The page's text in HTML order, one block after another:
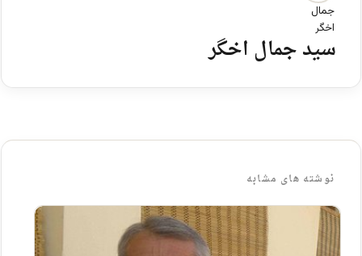
سید جمال اخگر
نوشته های مشابه